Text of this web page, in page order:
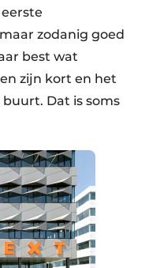
zodanig goed
best wat
zijn kort en het
Dat is soms